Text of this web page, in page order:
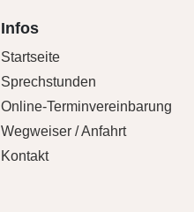
Infos
Startseite
Sprechstunden
Online-Terminvereinbarung
Wegweiser / Anfahrt
Kontakt